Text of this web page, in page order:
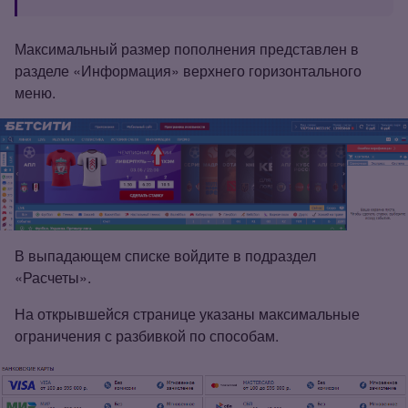
Максимальный размер пополнения представлен в
разделе «Информация» верхнего горизонтального
меню.
В выпадающем списке войдите в подраздел
«Расчеты».
На открывшейся странице указаны максимальные
ограничения с разбивкой по способам.